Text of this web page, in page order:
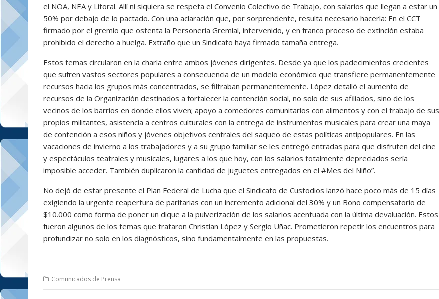
el NOA, NEA y Litoral. Allí ni siquiera se respeta el Convenio Colectivo de Trabajo, con salarios que llegan a estar un
50% por debajo de lo pactado. Con una aclaración que, por sorprendente, resulta necesario hacerla: En el CCT
firmado por el gremio que ostenta la Personería Gremial, intervenido, y en franco proceso de extinción estaba
prohibido el derecho a huelga. Extraño que un Sindicato haya firmado tamaña entrega.
Estos temas circularon en la charla entre ambos jóvenes dirigentes. Desde ya que los padecimientos crecientes
que sufren vastos sectores populares a consecuencia de un modelo económico que transfiere permanentemente
recursos hacia los grupos más concentrados, se filtraban permanentemente. López detalló el aumento de
recursos de la Organización destinados a fortalecer la contención social, no solo de sus afiliados, sino de los
vecinos de los barrios en donde ellos viven; apoyo a comedores comunitarios con alimentos y con el trabajo de sus
propios militantes, asistencia a centros culturales con la entrega de instrumentos musicales para crear una maya
de contención a esos niños y jóvenes objetivos centrales del saqueo de estas políticas antipopulares. En las
vacaciones de invierno a los trabajadores y a su grupo familiar se les entregó entradas para que disfruten del cine
y espectáculos teatrales y musicales, lugares a los que hoy, con los salarios totalmente depreciados sería
imposible acceder. También duplicaron la cantidad de juguetes entregados en el #Mes del Niño”.
No dejó de estar presente el Plan Federal de Lucha que el Sindicato de Custodios lanzó hace poco más de 15 días
exigiendo la urgente reapertura de paritarias con un incremento adicional del 30% y un Bono compensatorio de
$10.000 como forma de poner un dique a la pulverización de los salarios acentuada con la última devaluación. Estos
fueron algunos de los temas que trataron Christian López y Sergio Uñac. Prometieron repetir los encuentros para
profundizar no solo en los diagnósticos, sino fundamentalmente en las propuestas.
Comunicados de Prensa